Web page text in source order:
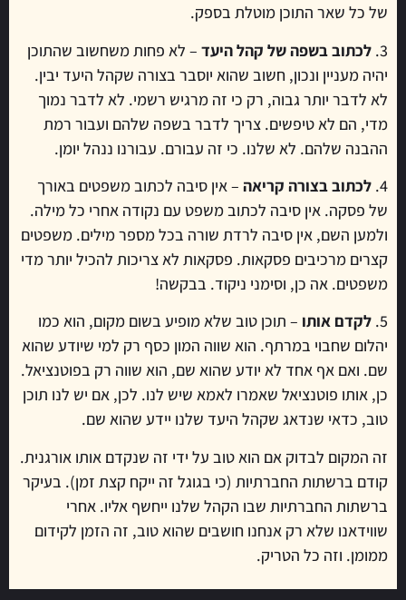
של כל שאר התוכן מוטלת בספק.
3. לכתוב בשפה של קהל היעד – לא פחות משחשוב שהתוכן
יהיה מעניין ונכון, חשוב שהוא יוסבר בצורה שקהל היעד יבין.
לא לדבר יותר גבוה, רק כי זה מרגיש רשמי. לא לדבר נמוך
מדי, הם לא טיפשים. צריך לדבר בשפה שלהם ועבור רמת
ההבנה שלהם. לא שלנו. כי זה עבורם. עבורנו ננהל יומן.
4. לכתוב בצורה קריאה – אין סיבה לכתוב משפטים באורך
של פסקה. אין סיבה לכתוב משפט עם נקודה אחרי כל מילה.
ולמען השם, אין סיבה לרדת שורה בכל מספר מילים. משפטים
קצרים מרכיבים פסקאות. פסקאות לא צריכות להכיל יותר מדי
משפטים. אה כן, וסימני ניקוד. בבקשה!
5. לקדם אותו – תוכן טוב שלא מופיע בשום מקום, הוא כמו
יהלום שחבוי במרתף. הוא שווה המון כסף רק למי שיודע שהוא
שם. ואם אף אחד לא יודע שהוא שם, הוא שווה רק בפוטנציאל.
כן, אותו פוטנציאל שאמרו לאמא שיש לנו. לכן, אם יש לנו תוכן
טוב, כדאי שנדאג שקהל היעד שלנו יידע שהוא שם.
זה המקום לבדוק אם הוא טוב על ידי זה שנקדם אותו אורגנית.
קודם ברשתות החברתיות (כי בגוגל זה ייקח קצת זמן). בעיקר
ברשתות החברתיות שבו הקהל שלנו ייחשף אליו. אחרי
שווידאנו שלא רק אנחנו חושבים שהוא טוב, זה הזמן לקידום
ממומן. וזה כל הטריק.